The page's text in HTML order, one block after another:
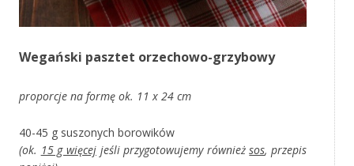
Wegański pasztet orzechowo-grzybowy
proporcje na formę ok. 11 x 24 cm
40-45 g suszonych borowików
(ok. 15 g więcejjeśli przygotowujemy równieżsos, przepis